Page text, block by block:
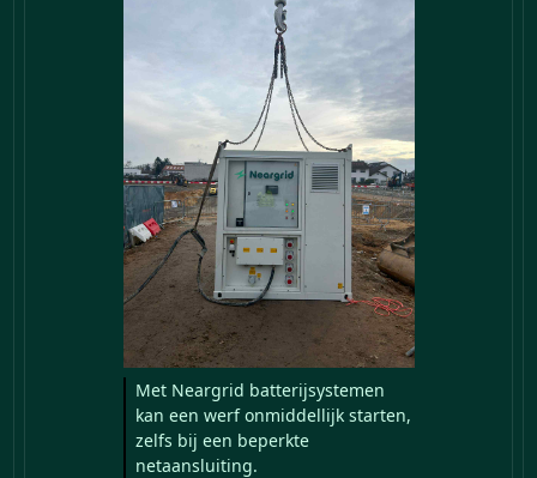
Met Neargrid batterijsystemen
kan een werf onmiddellijk starten,
zelfs bij een beperkte
netaansluiting.